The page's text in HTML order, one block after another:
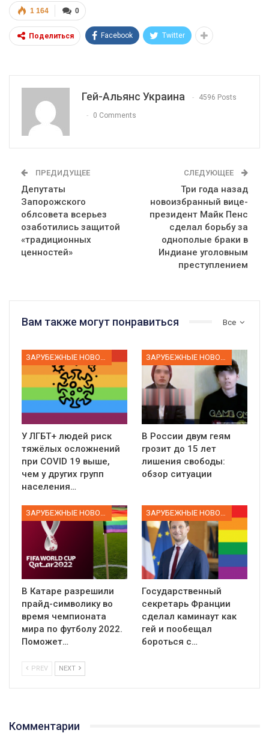
0
1 164
Поделиться Facebook Twitter
Гей-Альянс Украина 4596 Posts
0 Comments
ПРЕДИДУЩЕЕ
Депутаты
Запорожского
облсовета всерьез
озаботились защитой
«традиционных
ценностей»
СЛЕДУЮЩЕЕ
Три года назад
новоизбранный вице-
президент Майк Пенс
сделал борьбу за
однополые браки в
Индиане уголовным
преступлением
Все
Вам также могут понравиться
ЗАРУБЕЖНЫЕ НОВОСТИ
У ЛГБТ+ людей риск
тяжёлых осложнений
при COVID 19 выше,
чем у других групп
населения…
ЗАРУБЕЖНЫЕ НОВОСТИ
В России двум геям
грозит до 15 лет
лишения свободы:
обзор ситуации
В Катаре разрешили
прайд-символику во
время чемпионата
мира по футболу 2022.
Поможет…
Государственный
секретарь Франции
сделал каминаут как
гей и пообещал
бороться с…
PREV NEXT
Комментарии